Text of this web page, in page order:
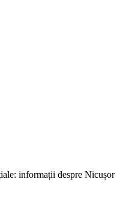
informații despre Nicușor